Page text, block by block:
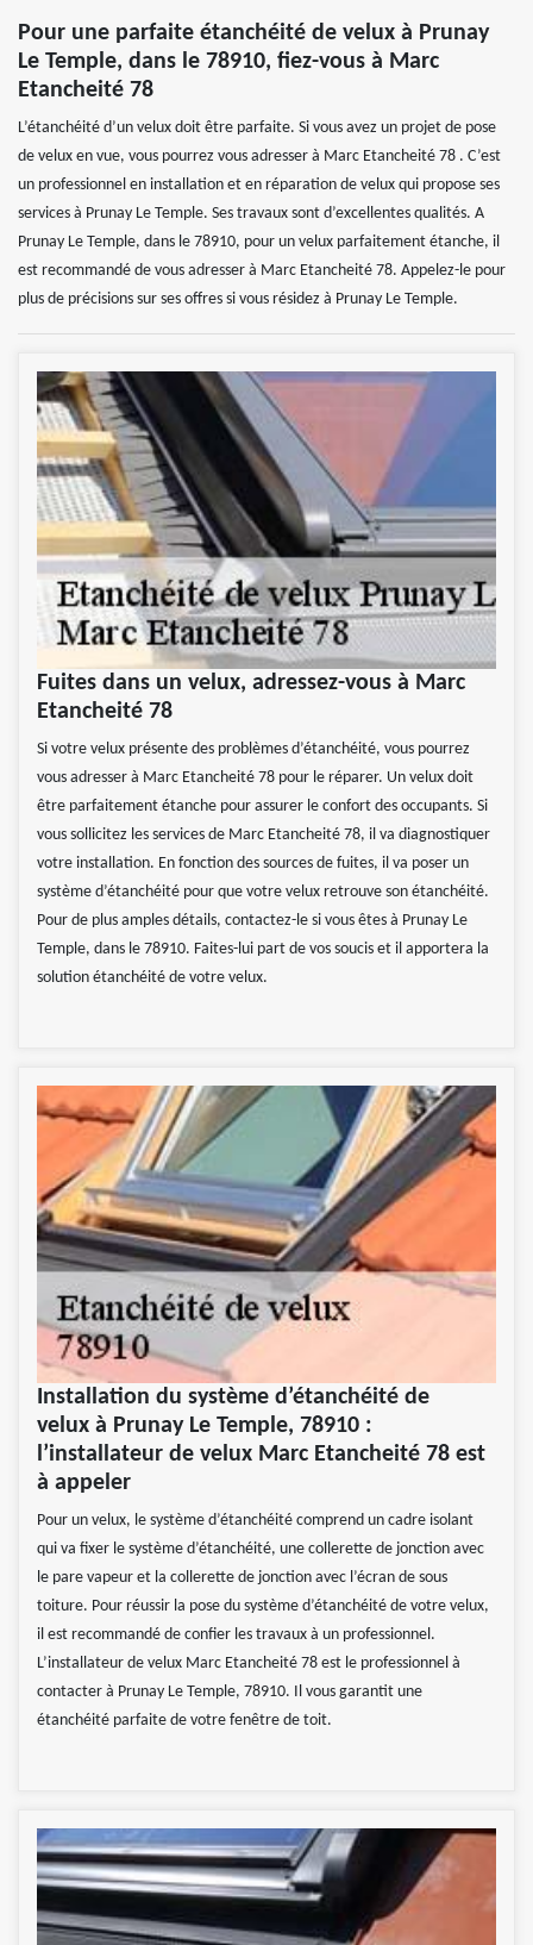
Pour une parfaite étanchéité de velux à Prunay
Le Temple, dans le 78910, fiez-vous à Marc
Etancheité 78
L’étanchéité d’un velux doit être parfaite. Si vous avez un projet de pose
de velux en vue, vous pourrez vous adresser à Marc Etancheité 78 . C’est
un professionnel en installation et en réparation de velux qui propose ses
services à Prunay Le Temple. Ses travaux sont d’excellentes qualités. A
Prunay Le Temple, dans le 78910, pour un velux parfaitement étanche, il
est recommandé de vous adresser à Marc Etancheité 78. Appelez-le pour
plus de précisions sur ses offres si vous résidez à Prunay Le Temple.
Fuites dans un velux, adressez-vous à Marc
Etancheité 78
Si votre velux présente des problèmes d’étanchéité, vous pourrez
vous adresser à Marc Etancheité 78 pour le réparer. Un velux doit
être parfaitement étanche pour assurer le confort des occupants. Si
vous sollicitez les services de Marc Etancheité 78, il va diagnostiquer
votre installation. En fonction des sources de fuites, il va poser un
système d’étanchéité pour que votre velux retrouve son étanchéité.
Pour de plus amples détails, contactez-le si vous êtes à Prunay Le
Temple, dans le 78910. Faites-lui part de vos soucis et il apportera la
solution étanchéité de votre velux.
Installation du système d’étanchéité de
velux à Prunay Le Temple, 78910 :
l’installateur de velux Marc Etancheité 78 est
à appeler
Pour un velux, le système d’étanchéité comprend un cadre isolant
qui va fixer le système d’étanchéité, une collerette de jonction avec
le pare vapeur et la collerette de jonction avec l’écran de sous
toiture. Pour réussir la pose du système d’étanchéité de votre velux,
il est recommandé de confier les travaux à un professionnel.
L’installateur de velux Marc Etancheité 78 est le professionnel à
contacter à Prunay Le Temple, 78910. Il vous garantit une
étanchéité parfaite de votre fenêtre de toit.